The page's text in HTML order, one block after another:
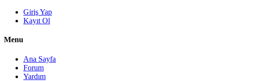
Giriş Yap
Kayıt Ol
Menu
Ana Sayfa
Forum
Yardım